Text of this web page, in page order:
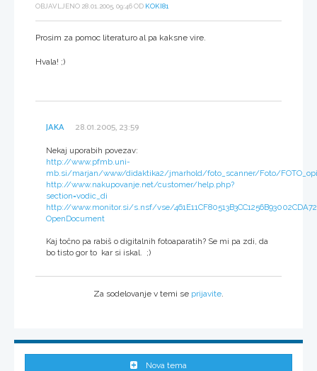
OBJAVLJENO 28.01.2005, 09:46 OD KOKI81
Prosim za pomoc literaturo al pa kaksne vire.
Hvala! ;)
JAKA 28.01.2005, 23:59
Nekaj uporabih povezav:
http://www.pfmb.uni-
mb.si/marjan/www/didaktika2/jmarhold/foto_scanner/Foto/
http://www.nakupovanje.net/customer/help.php?
section=vodic_di
http://www.monitor.si/s.nsf/vse/
OpenDocument
Kaj točno pa rabiš o digitalnih fotoaparatih? Se mi pa zdi, da
bo tisto gor to kar si iskal. ;)
Za sodelovanje v temi se prijavite
Nova tema